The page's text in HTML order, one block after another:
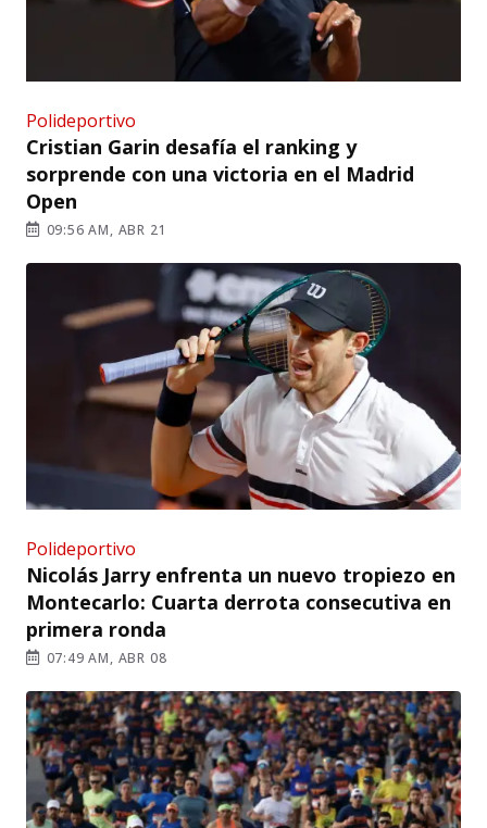
Polideportivo
Cristian Garin desafía el ranking y
sorprende con una victoria en el Madrid
Open
09:56 AM, ABR 21
Polideportivo
Nicolás Jarry enfrenta un nuevo tropiezo en
Montecarlo: Cuarta derrota consecutiva en
primera ronda
07:49 AM, ABR 08